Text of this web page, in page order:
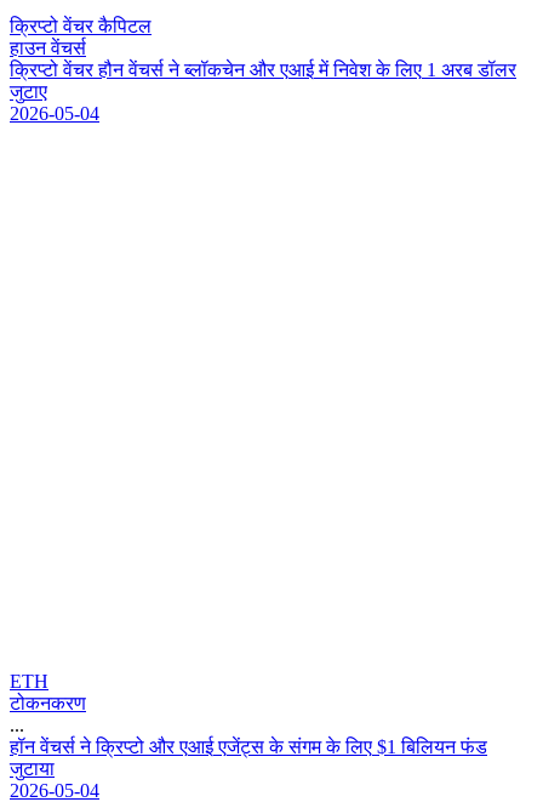
क्रिप्टो वेंचर कैपिटल
हाउन वेंचर्स
कपट वचर हन वचर न बलकचन और एआई म नवश क लए 1 अरब डलर
जटए
2026-05-04
ETH
टोकनकरण
...
हन वचर न कपट और एआई एजटस क सगम क लए $1 बलयन फड
जटय
2026-05-04